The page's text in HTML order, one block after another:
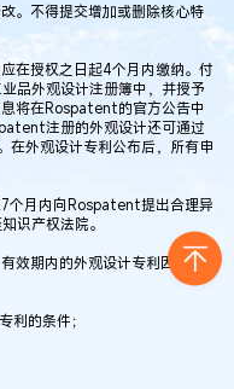
。不得提交增加或删除核心特
在授权之日起4个月内缴纳。付
品外观设计注册簿中，并授予
将在Rospatent的官方公告中
注册的外观设计还可通过
在外观设计专利公布后，所有申
个月内向Rospatent提出合理异
识产权法院。
效期内的外观设计专利因以下
利的条件；